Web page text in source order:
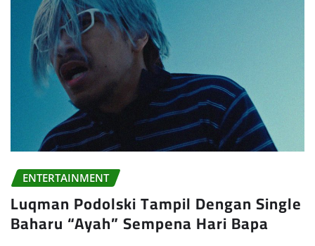
ENTERTAINMENT
Luqman Podolski Tampil Dengan Single
Baharu “Ayah” Sempena Hari Bapa